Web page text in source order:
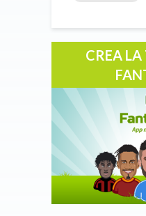
CREA LA